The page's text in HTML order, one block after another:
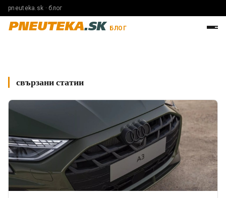
pneuteka.sk · блог
PNEUTEKA.SK БЛОГ
свързани статии